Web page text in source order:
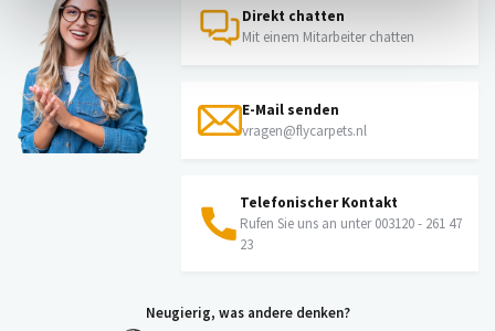
Direkt chatten
Mit einem Mitarbeiter chatten
E-Mail senden
vragen@flycarpets.nl
Telefonischer Kontakt
Rufen Sie uns an unter 003120 - 261 47
23
Neugierig, was andere denken?